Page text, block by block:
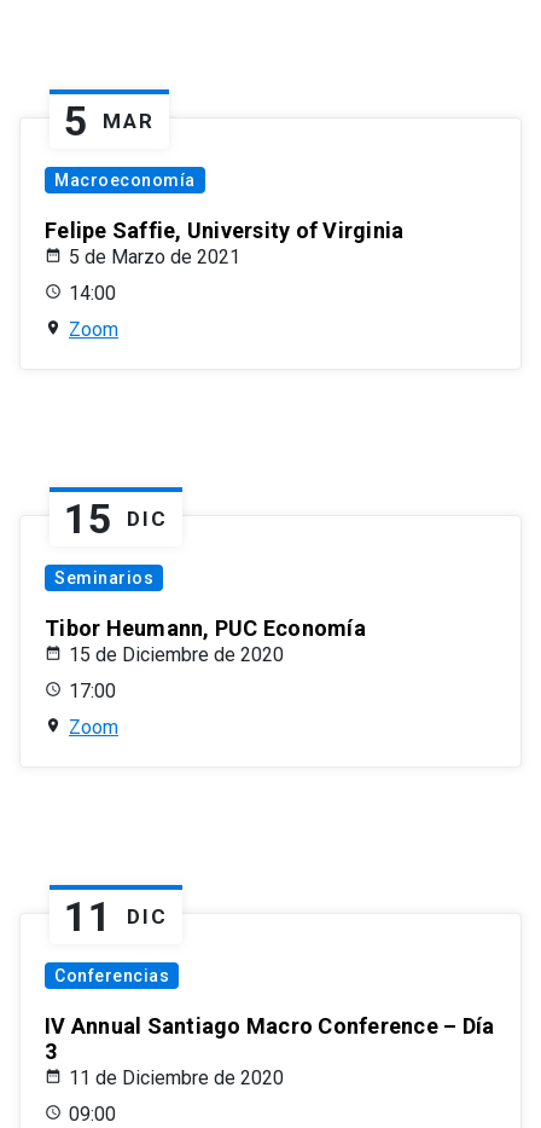
5 MAR
Macroeconomía
Felipe Saffie, University of Virginia
5 de Marzo de 2021
14:00
Zoom
15 DIC
Seminarios
Tibor Heumann, PUC Economía
15 de Diciembre de 2020
17:00
Zoom
11 DIC
Conferencias
IV Annual Santiago Macro Conference – Día
3
11 de Diciembre de 2020
09:00